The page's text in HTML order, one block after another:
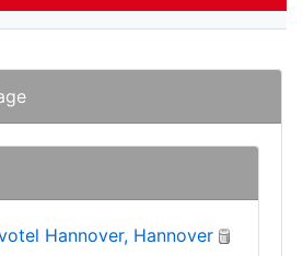
Hannover, Hannover